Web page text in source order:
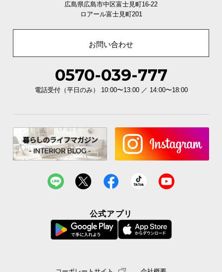
広島県広島市中区富士見町16-22
ロアール富士見町201
お問い合わせ
0570-039-777
電話受付（平日のみ） 10:00〜13:00 ／ 14:00〜18:00
公式アプリ